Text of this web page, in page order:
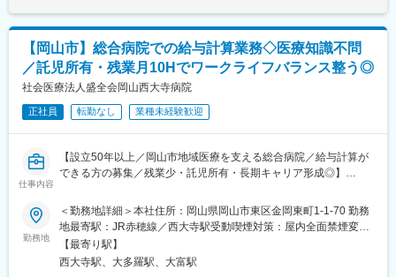
・残業ほとんどなし（店舗によりますが基本的に残業が少なく、
週に1時間ほど）
「お客様から『髪が生えてきた！ありがとう！』と言われた時、
心から嬉しい」
瞬間が多く、誇りを持てる仕事」
「10連休が取れるなど、休みの取りやすさが最大の魅力！」
変更の範囲：会社の定める業務
配属部門：SPINE（スパイン）
主に整形外科における脊椎関連の手術製品を取り扱っている部署
です。
https://www.medtronic.com/jp-ja/healthcare-
professionals/products/spinal-orthopaedic.html
製品魅力：
・製品の種類がとても多く、さまざまな手術や患者さんのケース
に対応できるため、医師から高い信頼を得ています。
支える「トータル提案」ができる強みがあります。
■評価制度：
社員の努力と成果を正当に評価するインセンティブ制度が充実し
ています。
性があります。月給(月額)は固定手当を含めた表記です。
【岡山市】総合病院での給与計算業務◇医療知識不問
／託児所有・残業月10Hでワークライフバランス整う◎
社会医療法人盛全会岡山西大寺病院
正社員 転勤なし 業種未経験歓迎
仕事内容
【設立50年以上／岡山市地域医療を支える総合病院／給与計算が
できる方の募集／残業少・託児所有・長期キャリア形成◎】
■業務概要
当法人は岡山市西大寺地域の基幹病院として、救急から在宅復帰
支援まで幅広い医療サービスを提供しています。今回、病院で働
くスタッフの労務周りを担当いただきます。
勤務地
＜勤務地詳細＞本社住所：岡山県岡山市東区金岡東町1-1-70 勤務
地最寄駅：JR赤穂線／西大寺駅受動喫煙対策：屋内全面禁煙変更
の範囲：会社の定める事業所
【最寄り駅】
西大寺駅、大多羅駅、大富駅